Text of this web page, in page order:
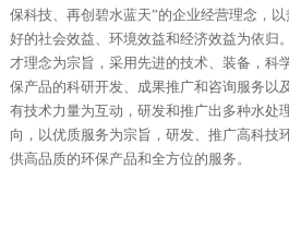
保科技、再创碧水蓝天”的企业经营理念，
好的社会效益、环境效益和经济效益为依归
才理念为宗旨，采用先进的技术、装备，科
保产品的科研开发、成果推广和咨询服务以
有技术力量为互动，研发和推广出多种水处
向，以优质服务为宗旨，研发、推广高科技
供高品质的环保产品和全方位的服务。